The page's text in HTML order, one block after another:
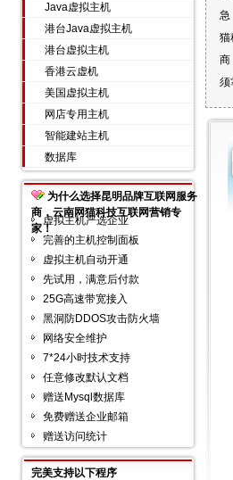
Java虚拟主机
港台Java虚拟主机
港台虚拟主机
香港云虚机
美国虚拟主机
网店专用主机
智能建站主机
数据库
为什么选择昆明品牌互联网服务
商，云南网猫科技互联网营销专
家！
虚拟主机严选企业
完善的主机控制面板
虚拟主机自动开通
先试用，满意后付款
25G高速带宽接入
黑洞防DDOS攻击防火墙
网络安全维护
7*24小时技术支持
任意修改默认文档
赠送Mysql数据库
免费赠送企业邮箱
赠送访问统计
完美支持以下程序
急
猫
商
须